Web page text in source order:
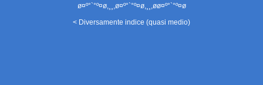
ø¤º°`°º¤ø,¸¸,ø¤º°`°º¤ø,¸¸,øø¤º°`°º¤ø
< Diversamente indice (quasi medio)